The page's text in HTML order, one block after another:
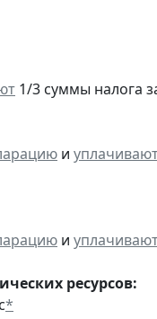
1/3 суммы налога
и
и
ресурсов:
*